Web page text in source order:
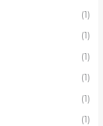
(1)
(1)
(1)
(1)
(1)
(1)